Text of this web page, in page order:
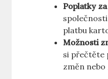
Poplatky
platbu
Možnosti
si přečtěte
změn nebo